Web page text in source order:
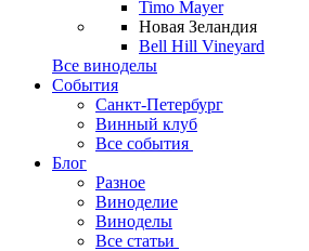
Timo Mayer
Новая Зеландия
Bell Hill Vineyard
Все виноделы
События
Санкт-Петербург
Винный клуб
Все события
Блог
Разное
Виноделие
Виноделы
Все статьи